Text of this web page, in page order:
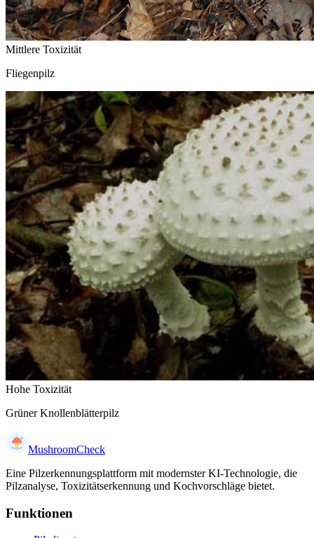
Mittlere Toxizität
Fliegenpilz
Hohe Toxizität
Grüner Knollenblätterpilz
MushroomCheck
Eine Pilzerkennungsplattform mit modernster KI-Technologie, die
Pilzanalyse, Toxizitätserkennung und Kochvorschläge bietet.
Funktionen